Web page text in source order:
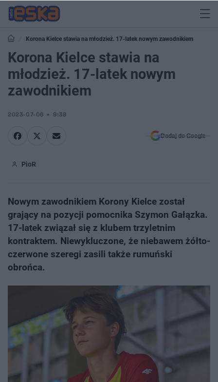
Korona Kielce stawia na młodzież. 17-latek nowym zawodnikiem
Korona Kielce stawia na
młodzież. 17-latek nowym
zawodnikiem
2023-07-06 9:38
Dodaj do Google
PioR
Nowym zawodnikiem Korony Kielce został
grający na pozycji pomocnika Szymon Gałązka.
17-latek związał się z klubem trzyletnim
kontraktem. Niewykluczone, że niebawem żółto-
czerwone szeregi zasili także rumuński
obrońca.